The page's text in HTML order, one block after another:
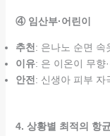
④ 임산부·어린이
추천: 은나노 순면 속
이유: 은 이온이 무향
안전: 신생아 피부 자
4. 상황별 최적의 항